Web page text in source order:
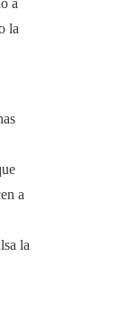
a
la
a
la